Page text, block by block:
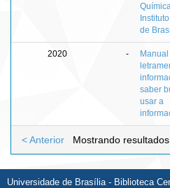
de
2020 -
saber
usar a
Mostrando
< Anterior
Universidade de Brasília - Biblioteca